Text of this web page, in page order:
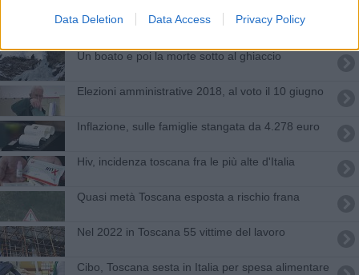
Data Deletion Data Access Privacy Policy
Nuovo allestimento per il "popolo di pietra"
Un boato e poi la morte sotto al ghiaccio
Elezioni amministrative 2018, al voto il 10 giugno
Inflazione, sulle famiglie stangata da 4.278 euro
Hiv, incidenza toscana fra le più alte d'Italia
Quasi metà Toscana esposta a rischio frana
Nel 2022 in Toscana 55 vittime del lavoro
Cibo, Toscana sesta in Italia per spesa alimentare